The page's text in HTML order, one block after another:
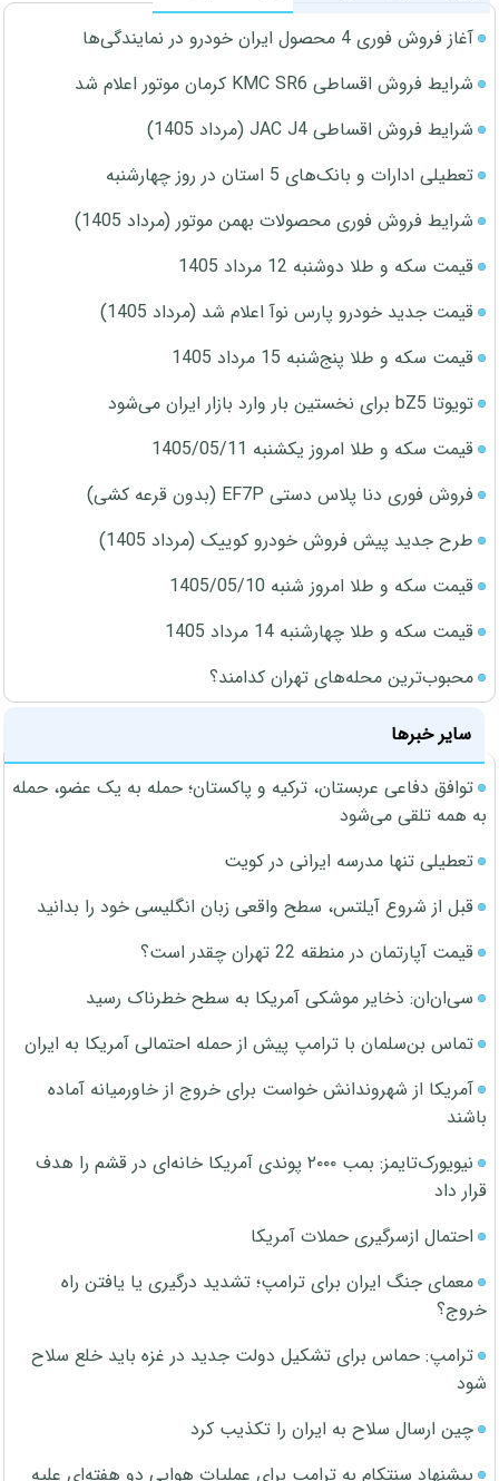
آغاز فروش فوری 4 محصول ایران خودرو در نمایندگی‌ها
شرایط فروش اقساطی KMC SR6 کرمان موتور اعلام شد
شرایط فروش اقساطی JAC J4 (مرداد 1405)
تعطیلی ادارات و بانک‌های 5 استان در روز چهارشنبه
شرایط فروش فوری محصولات بهمن موتور (مرداد 1405)
قیمت سکه و طلا دوشنبه 12 مرداد 1405
قیمت جدید خودرو پارس نوآ اعلام شد (مرداد 1405)
قیمت سکه و طلا پنج‌شنبه 15 مرداد 1405
تویوتا bZ5 برای نخستین بار وارد بازار ایران می‌شود
قیمت سکه و طلا امروز یکشنبه 1405/05/11
فروش فوری دنا پلاس دستی EF7P (بدون قرعه کشی)
طرح جدید پیش فروش خودرو کوییک (مرداد 1405)
قیمت سکه و طلا امروز شنبه 1405/05/10
قیمت سکه و طلا چهارشنبه 14 مرداد 1405
محبوب‌ترین محله‌های تهران کدامند؟
سایر خبرها
توافق دفاعی عربستان، ترکیه و پاکستان؛ حمله به یک عضو، حمله
به همه تلقی می‌شود
تعطیلی تنها مدرسه ایرانی در کویت
قبل از شروع آیلتس، سطح واقعی زبان انگلیسی خود را بدانید
قیمت آپارتمان در منطقه 22 تهران چقدر است؟
سی‌ان‌ان: ذخایر موشکی آمریکا به سطح خطرناک رسید
تماس بن‌سلمان با ترامپ پیش از حمله احتمالی آمریکا به ایران
آمریکا از شهروندانش خواست برای خروج از خاورمیانه آماده
باشند
نیویورک‌تایمز: بمب ۲۰۰۰ پوندی آمریکا خانه‌ای در قشم را هدف
قرار داد
احتمال ازسرگیری حملات آمریکا
معمای جنگ ایران برای ترامپ؛ تشدید درگیری یا یافتن راه
خروج؟
ترامپ: حماس برای تشکیل دولت جدید در غزه باید خلع سلاح
شود
چین ارسال سلاح به ایران را تکذیب کرد
پیشنهاد سنتکام به ترامپ برای عملیات هوایی دو هفته‌ای علیه